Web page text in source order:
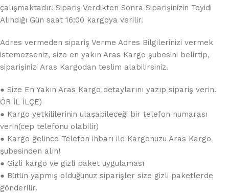
çalışmaktadır. Sipariş Verdikten Sonra Siparişinizin Teyidi
Alındığı Gün saat 16:00 kargoya verilir.
Adres vermeden sipariş Verme Adres Bilgilerinizi vermek
istemezseniz, size en yakın Aras Kargo şubesini belirtip,
siparişinizi Aras Kargodan teslim alabilirsiniz.
● Size En Yakın Aras Kargo detaylarını yazıp sipariş verin.
ÖR İL İLÇE)
● Kargo yetkililerinin ulaşabileceği bir telefon numarası
verin(cep telefonu olabilir)
● Kargo gelince Telefon ihbarı ile Kargonuzu Aras Kargo
şubesinden alın!
● Gizli kargo ve gizli paket uygulaması
● Bütün yapmış olduğunuz siparişler size gizli paketlerde
gönderilir.